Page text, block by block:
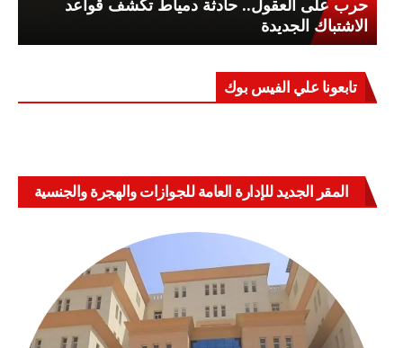
الاشتباك الجديدة
تابعونا علي الفيس بوك
المقر الجديد للإدارة العامة للجوازات والهجرة والجنسية